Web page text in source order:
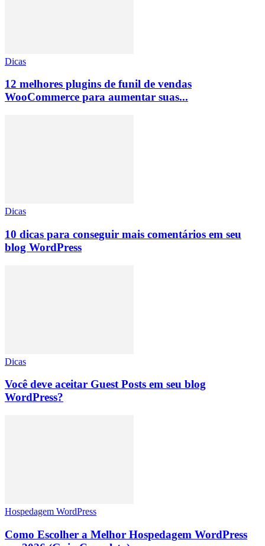
Dicas
12 melhores plugins de funil de vendas
WooCommerce para aumentar suas...
Dicas
10 dicas para conseguir mais comentários em seu
blog WordPress
Dicas
Você deve aceitar Guest Posts em seu blog
WordPress?
Hospedagem WordPress
Como Escolher a Melhor Hospedagem WordPress